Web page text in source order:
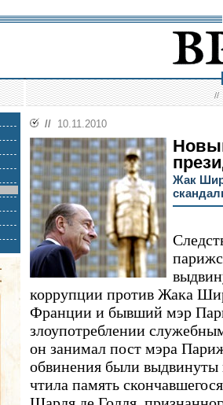
//
// 10.11.2010
Жак
коррупции против Жака
Франции и бывший мэр
злоупотреблении
он занимал пост мэра
обвинения были выдвинуты
чтила память